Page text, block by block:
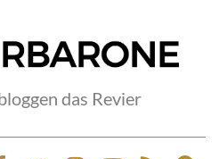
das Revier